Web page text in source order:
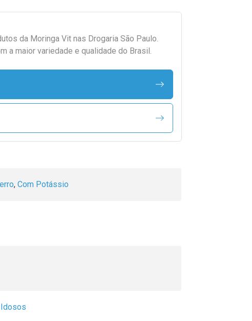
da Moringa Vit nas Drogaria São Paulo.
a maior variedade e qualidade do Brasil.
, Com Potássio